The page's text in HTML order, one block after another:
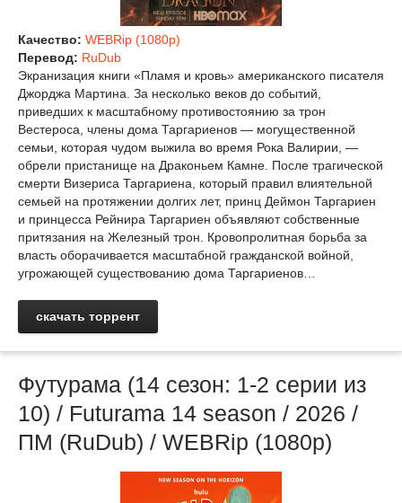
Качество: WEBRip (1080p)
Перевод: RuDub
Экранизация книги «Пламя и кровь» американского писателя
Джорджа Мартина. За несколько веков до событий,
приведших к масштабному противостоянию за трон
Вестероса, члены дома Таргариенов — могущественной
семьи, которая чудом выжила во время Рока Валирии, —
обрели пристанище на Драконьем Камне. После трагической
смерти Визериса Таргариена, который правил влиятельной
семьей на протяжении долгих лет, принц Деймон Таргариен
и принцесса Рейнира Таргариен объявляют собственные
притязания на Железный трон. Кровопролитная борьба за
власть оборачивается масштабной гражданской войной,
угрожающей существованию дома Таргариенов…
скачать торрент
Футурама (14 сезон: 1-2 серии из
10) / Futurama 14 season / 2026 /
ПМ (RuDub) / WEBRip (1080р)